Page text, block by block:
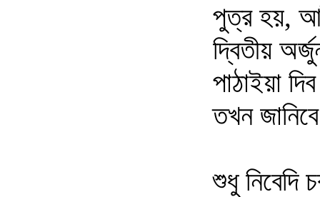
পুত্র হয়,
দ্বিতীয়
পাঠাইয়া
তখন
শুধু নিবেদি